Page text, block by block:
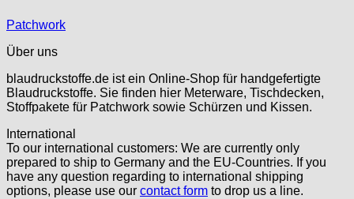
Patchwork
Über uns
blaudruckstoffe.de ist ein Online-Shop für handgefertigte
Blaudruckstoffe. Sie finden hier Meterware, Tischdecken,
Stoffpakete für Patchwork sowie Schürzen und Kissen.
International
To our international customers: We are currently only
prepared to ship to Germany and the EU-Countries. If you
have any question regarding to international shipping
options, please use our contact form to drop us a line.